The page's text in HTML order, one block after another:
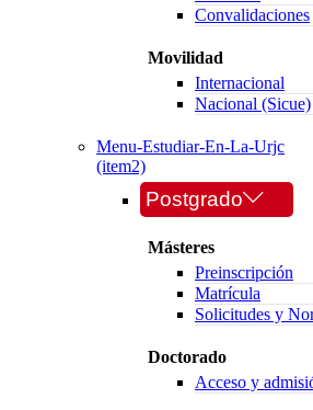
Convalidaciones
Movilidad
Internacional
Nacional (Sicue)
Menu-Estudiar-En-La-Urjc
(item2)
Postgrado
Másteres
Preinscripción
Matrícula
Solicitudes y
Doctorado
Acceso y